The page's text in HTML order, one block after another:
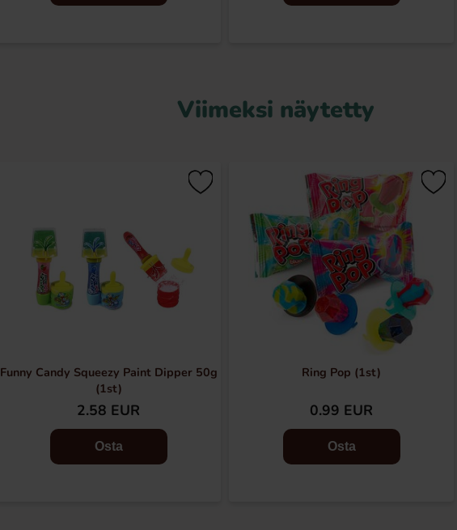
Viimeksi näytetty
Funny Candy Squeezy Paint Dipper 50g
(1st)
2.58 EUR
Osta
Ring Pop (1st)
0.99 EUR
Osta